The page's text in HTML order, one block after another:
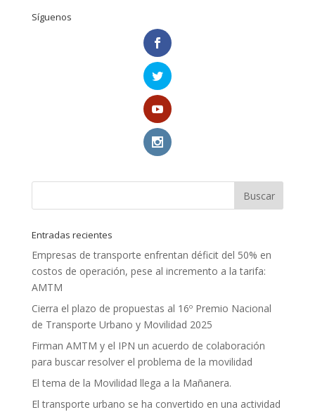
Síguenos
Entradas recientes
Empresas de transporte enfrentan déficit del 50% en
costos de operación, pese al incremento a la tarifa:
AMTM
Cierra el plazo de propuestas al 16º Premio Nacional
de Transporte Urbano y Movilidad 2025
Firman AMTM y el IPN un acuerdo de colaboración
para buscar resolver el problema de la movilidad
El tema de la Movilidad llega a la Mañanera.
El transporte urbano se ha convertido en una actividad